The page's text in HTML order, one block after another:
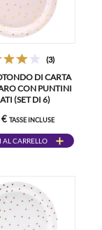
(3)
DI CARTA
CON PUNTINI
(SET DI 6)
€ TASSE INCLUSE
AL CARRELLO